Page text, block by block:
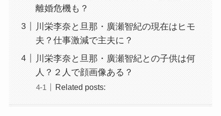
離婚危機も？
川栄李奈と旦那・廣瀬智紀の現在はヒモ
夫？仕事激減で主夫に？
川栄李奈と旦那・廣瀬智紀との子供は何
人？２人で顔画像ある？
Related posts: